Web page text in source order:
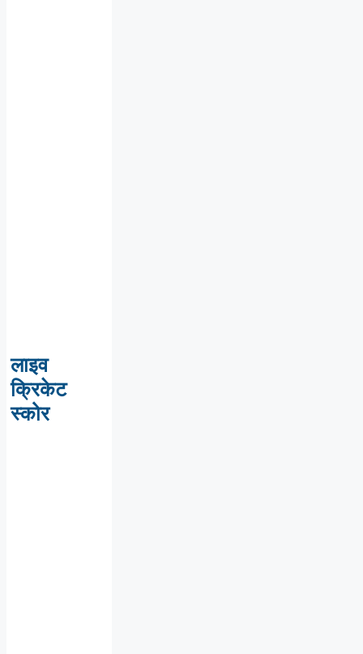
लाइव
क्रिकेट
स्कोर